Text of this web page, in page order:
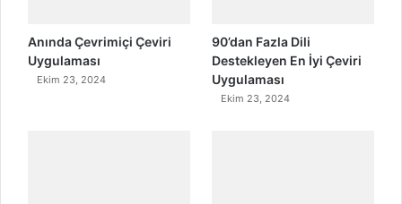
Anında Çevrimiçi Çeviri
Uygulaması
Ekim 23, 2024
90’dan Fazla Dili
Destekleyen En İyi Çeviri
Uygulaması
Ekim 23, 2024